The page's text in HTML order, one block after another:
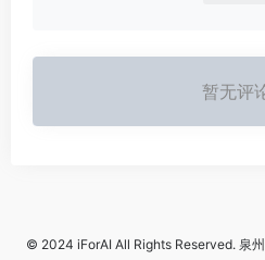
暂无评
© 2024 iForAI All Rights Reserved. 泉